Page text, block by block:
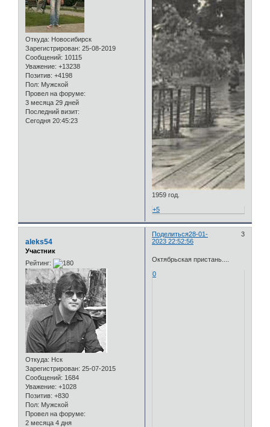
Откуда: Новосибирск
Зарегистрирован: 25-08-2019
Сообщений: 10115
Уважение: +13238
Позитив: +4198
Пол: Мужской
Провел на форуме:
3 месяца 29 дней
Последний визит:
Сегодня 20:45:23
1959 год.
+5
Поделиться 3
28-01-
2023 22:52:56
aleks54
Участник
Рейтинг:
Откуда: Нск
Зарегистрирован: 25-07-2015
Сообщений: 1684
Уважение: +1028
Позитив: +830
Пол: Мужской
Провел на форуме:
2 месяца 4 дня
Октябрьская пристань....
0